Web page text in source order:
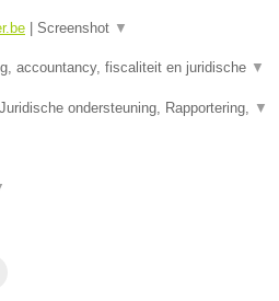
Screenshot ▼
accountancy, fiscaliteit en juridische ▼
ondersteuning, Rapportering, ▼